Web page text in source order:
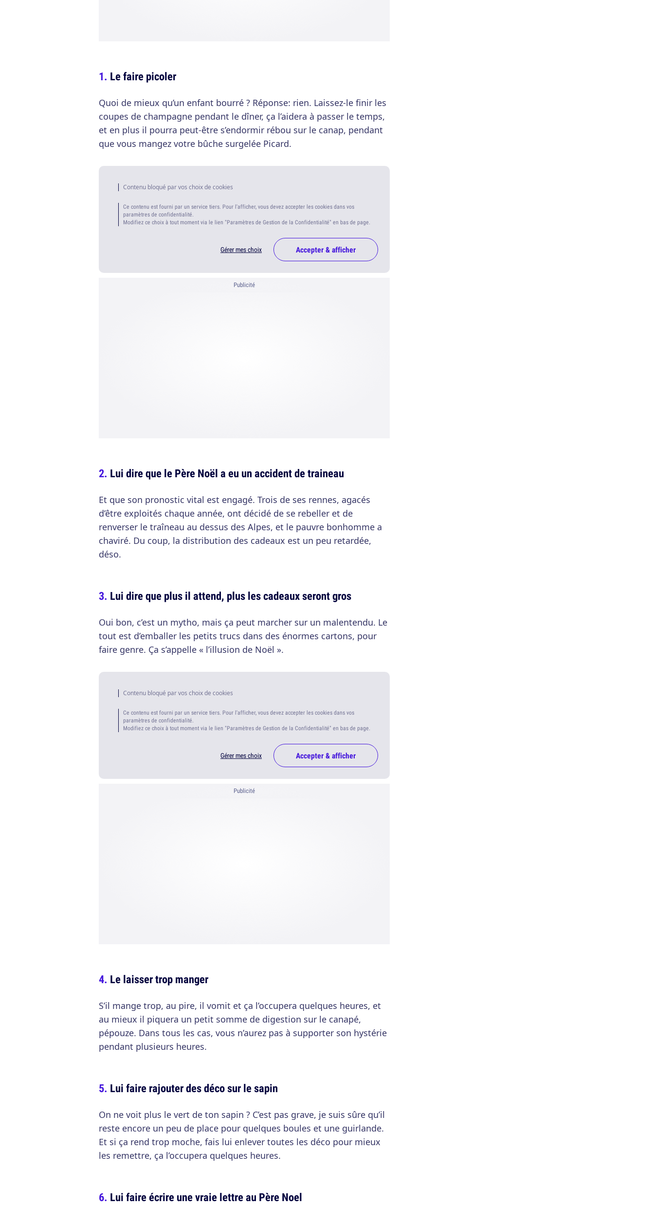
Le faire picoler
Quoi de mieux qu’un enfant bourré ? Réponse: rien. Laissez-le finir les
coupes de champagne pendant le dîner, ça l’aidera à passer le temps,
et en plus il pourra peut-être s’endormir rébou sur le canap, pendant
que vous mangez votre bûche surgelée Picard.
Contenu bloqué par vos choix de cookies
Ce contenu est fourni par un service tiers. Pour l'afficher, vous devez accepter les cookies dans vos
paramètres de confidentialité.
Modifiez ce choix à tout moment via le lien "Paramètres de Gestion de la Confidentialité" en bas de page.
Gérer mes choix Accepter & afficher
Publicité
Lui dire que le Père Noël a eu un accident de traineau
Et que son pronostic vital est engagé. Trois de ses rennes, agacés
d’être exploités chaque année, ont décidé de se rebeller et de
renverser le traîneau au dessus des Alpes, et le pauvre bonhomme a
chaviré. Du coup, la distribution des cadeaux est un peu retardée,
déso.
Lui dire que plus il attend, plus les cadeaux seront gros
Oui bon, c’est un mytho, mais ça peut marcher sur un malentendu. Le
tout est d’emballer les petits trucs dans des énormes cartons, pour
faire genre. Ça s’appelle « l’illusion de Noël ».
Contenu bloqué par vos choix de cookies
Ce contenu est fourni par un service tiers. Pour l'afficher, vous devez accepter les cookies dans vos
paramètres de confidentialité.
Modifiez ce choix à tout moment via le lien "Paramètres de Gestion de la Confidentialité" en bas de page.
Gérer mes choix Accepter & afficher
Publicité
Le laisser trop manger
S’il mange trop, au pire, il vomit et ça l’occupera quelques heures, et
au mieux il piquera un petit somme de digestion sur le canapé,
pépouze. Dans tous les cas, vous n’aurez pas à supporter son hystérie
pendant plusieurs heures.
Lui faire rajouter des déco sur le sapin
On ne voit plus le vert de ton sapin ? C’est pas grave, je suis sûre qu’il
reste encore un peu de place pour quelques boules et une guirlande.
Et si ça rend trop moche, fais lui enlever toutes les déco pour mieux
les remettre, ça l’occupera quelques heures.
Lui faire écrire une vraie lettre au Père Noel